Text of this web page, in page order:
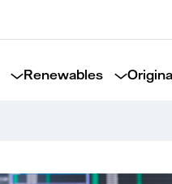
Renewables